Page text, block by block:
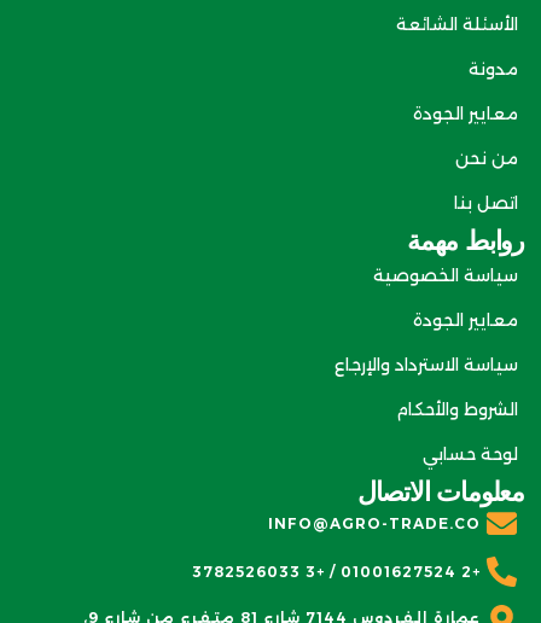
الأسئلة الشائعة
مدونة
معايير الجودة
من نحن
اتصل بنا
روابط مهمة
سياسة الخصوصية
معايير الجودة
سياسة الاسترداد والإرجاع
الشروط والأحكام
لوحة حسابي
معلومات الاتصال
INFO@AGRO-TRADE.CO
+2 01001627524 / +3 3782526033
عمارة الفردوس 7144 شارع 81 متفرع من شارع 9،